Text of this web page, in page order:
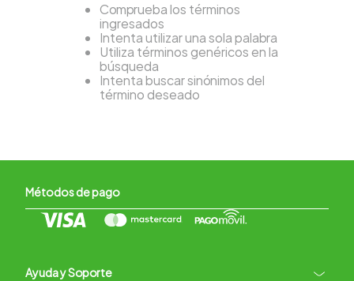
Comprueba los términos
ingresados
Intenta utilizar una sola palabra
Utiliza términos genéricos en la
búsqueda
Intenta buscar sinónimos del
término deseado
Métodos de pago
Ayuda y Soporte +